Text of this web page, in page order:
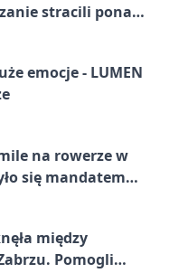
stracili ponad
emocje - LUMEN
na rowerze w
się mandatem
między
Pomogli